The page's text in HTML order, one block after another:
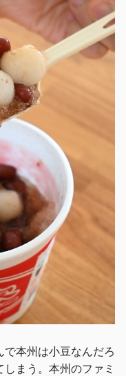
本州は小豆なんだろ
まう。本州のファミ